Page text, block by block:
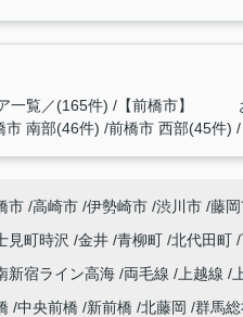
一覧／(165件) 【前橋市】 お
市 南部(46件) 前橋市 西部(45件)
市 高崎市 伊勢崎市 渋川市 藤
見町時沢 金井 青柳町 北代田町
新宿ライン高海 両毛線 上越線
中央前橋 新前橋 北藤岡 群馬総